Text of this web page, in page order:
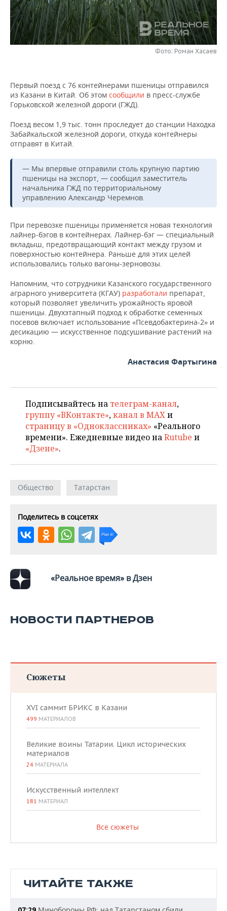
НЕФТЕХИМИЯ
НЕФТЬ
РОЗНИЧНАЯ ТОРГОВЛЯ
ТРАНСПОРТ
НОВОСТИ ТЕХНОЛОГИЙ
IT
ТЕЛЕКОММУНИКАЦИИ
МЕРОПРИЯТИЯ
НОВОСТИ МЕРОПРИЯТИЙ
БИЗНЕС-БРАНЧИ
ОТКРЫТАЯ ЛЕКЦИЯ
СПОРТ
ФУТБОЛ
БАСКЕТБОЛ
ВОЛЕЙБОЛ
КИБЕРСПОРТ
ФИГУРНОЕ КАТАНИЕ
ВОДНЫЕ ВИДЫ СПОРТА
ХОККЕЙ С МЯЧОМ
НОВОСТИ ОБЩЕСТВА
ИНФРАСТРУКТУРА
ИСТОРИЯ
КУЛЬТУРА
МЕДИЦИНА
ОБРАЗОВАНИЕ
ПРОИСШЕСТВИЯ
ФОТОГАЛЕРЕЯ
СПРАВОЧНИК
СПИСОК ПЕРСОН
СПИСОК КОМПАНИЙ
ПОЛНАЯ ВЕРСИЯ
Фото: Роман Хасаев
Первый поезд с 76 контейнерами пшеницы отправился
из Казани в Китай. Об этом сообщили в пресс-службе
Горьковской железной дороги (ГЖД).
Поезд весом 1,9 тыс. тонн проследует до станции Находка
Забайкальской железной дороги, откуда контейнеры
отправят в Китай.
— Мы впервые отправили столь крупную партию
пшеницы на экспорт, — сообщил заместитель
начальника ГЖД по территориальному
управлению Александр Черемнов.
При перевозке пшеницы применяется новая технология
лайнер-бэгов в контейнерах. Лайнер-бэг — специальный
вкладыш, предотвращающий контакт между грузом и
поверхностью контейнера. Раньше для этих целей
использовались только вагоны-зерновозы.
Напомним, что сотрудники Казанского государственного
аграрного университета (КГАУ) разработали препарат,
который позволяет увеличить урожайность яровой
пшеницы. Двухэтапный подход к обработке семенных
посевов включает использование «Псевдобактерина-2» и
десикацию — искусственное подсушивание растений на
корню.
Анастасия Фартыгина
Подписывайтесь на телеграм-канал,
группу «ВКонтакте»,канал в MAXи
страницу в «Одноклассниках» «Реального
времени». Ежедневные видео наRutube и
«Дзене».
Общество Татарстан
Поделитесь в соцсетях
«Реальное время» в Дзен
НОВОСТИ ПАРТНЕРОВ
Сюжеты
XVI саммит БРИКС в Казани
499 МАТЕРИАЛОВ
Великие воины Татарии. Цикл исторических
материалов
24 МАТЕРИАЛА
Искусственный интеллект
181 МАТЕРИАЛ
Все сюжеты
ЧИТАЙТЕ ТАКЖЕ